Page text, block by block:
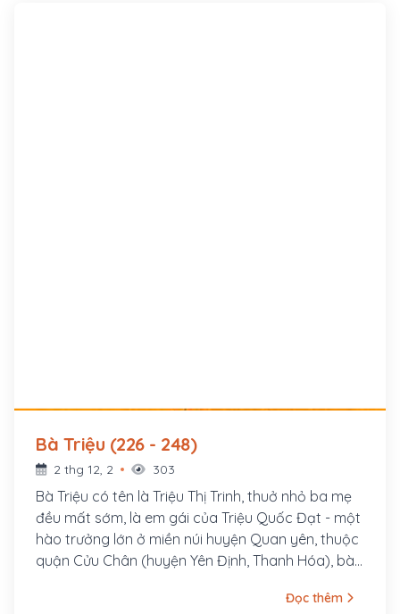
Bà Triệu (226 - 248)
2 thg 12, 2 303
Bà Triệu có tên là Triệu Thị Trinh, thuở nhỏ ba mẹ
đều mất sớm, là em gái của Triệu Quốc Đạt - một
hào trưởng lớn ở miền núi huyện Quan yên, thuộc
quận Cửu Chân (huyện Yên Định, Thanh Hóa), bà
Năm 19 tuổi, bà đã cùng anh trai tập hợp nhiều
Đọc thêm